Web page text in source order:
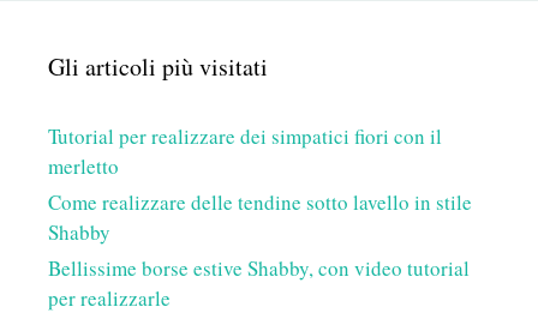
Gli articoli più visitati
Tutorial per realizzare dei simpatici fiori con il
merletto
Come realizzare delle tendine sotto lavello in stile
Shabby
Bellissime borse estive Shabby, con video tutorial
per realizzarle